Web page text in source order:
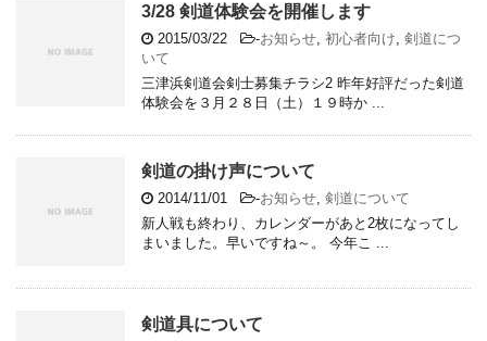
3/28 剣道体験会を開催します
2015/03/22 -お知らせ 初心者向け 剣道につ
いて
三津浜剣道会剣士募集チラシ2 昨年好評だった剣道
体験会を３月２８日（土）１９時か ...
剣道の掛け声について
2014/11/01 -お知らせ 剣道について
新人戦も終わり、カレンダーがあと2枚になってし
まいました。早いですね～。 今年こ ...
剣道具について